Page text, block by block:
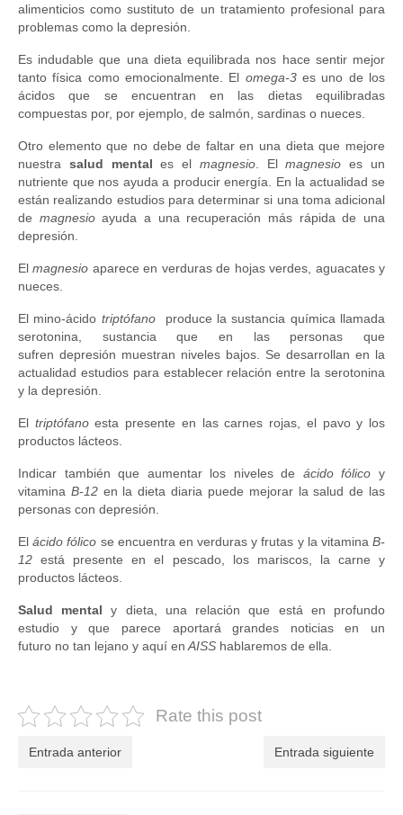
alimenticios como sustituto de un tratamiento profesional para
problemas como la depresión.
Es indudable que una dieta equilibrada nos hace sentir mejor
tanto física como emocionalmente. El omega-3es uno de los
ácidos que se encuentran en las dietas equilibradas
compuestas por, por ejemplo, de salmón, sardinas o nueces.
Otro elemento que no debe de faltar en una dieta que mejore
nuestra salud mental es el magnesio. Elmagnesio es un
nutriente que nos ayuda a producir energía. En la actualidad se
están realizando estudios para determinar si una toma adicional
de magnesioayuda a una recuperación más rápida de una
depresión.
Elmagnesio aparece en verduras de hojas verdes, aguacates y
nueces.
El mino-ácido triptófanoproduce la sustancia química llamada
serotonina, sustancia que en las personas que
sufren depresión muestran niveles bajos. Se desarrollan en la
actualidad estudios para establecer relación entre la serotonina
y la depresión.
El triptófanoesta presente en las carnes rojas, el pavo y los
productos lácteos.
Indicar también que aumentar los niveles de ácido fólico y
vitamina B-12en la dieta diaria puede mejorar la salud de las
personas con depresión.
Elácido fólico se encuentra en verduras y frutas y la vitaminaB-
12 está presente en el pescado, los mariscos, la carne y
productos lácteos.
Salud mental y dieta, una relación que está en profundo
estudio y que parece aportará grandes noticias en un
futuro no tan lejano y aquí en AISS hablaremos de ella.
Rate this post
Entrada anterior Entrada siguiente